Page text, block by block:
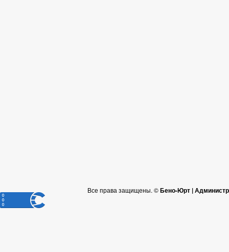
Все права защищены. ©Бено-Юрт |